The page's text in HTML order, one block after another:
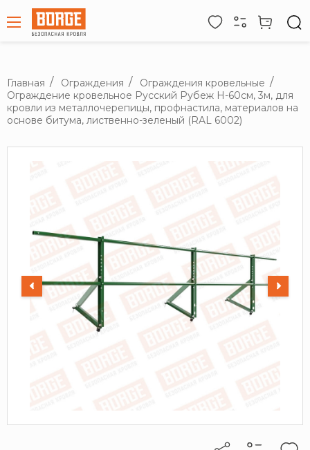
Главная Ограждения
Ограждения кровельные
Ограждение кровельное Русский Рубеж H-60см, 3м, для
кровли из металлочерепицы, профнастила, материалов на
основе битума, лиственно-зеленый (RAL 6002)